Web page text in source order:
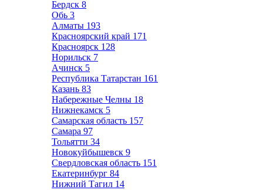
Бердск 8
Обь 3
Алматы 193
Красноярский край 171
Красноярск 128
Норильск 7
Ачинск 5
Республика Татарстан 161
Казань 83
Набережные Челны 18
Нижнекамск 5
Самарская область 157
Самара 97
Тольятти 34
Новокуйбышевск 9
Свердловская область 151
Екатеринбург 84
Нижний Тагил 14